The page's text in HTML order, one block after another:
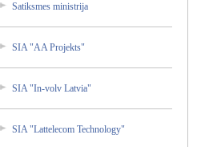
Satiksm­es ministr­ija
SIA "AA Projekt­s"
SIA "In-vol­v Latvia"
SIA "Lattel­ecom Technol­ogy"